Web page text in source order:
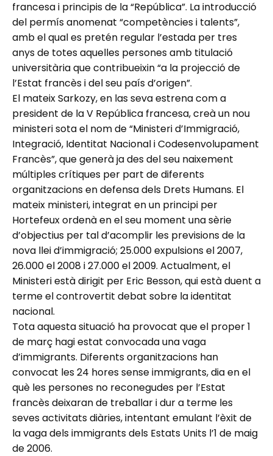
francesa i principis de la “República”. La introducció
del permís anomenat “competències i talents”,
amb el qual es pretén regular l’estada per tres
anys de totes aquelles persones amb titulació
universitària que contribueixin “a la projecció de
l’Estat francès i del seu país d’origen”.
El mateix Sarkozy, en las seva estrena com a
president de la V República francesa, creà un nou
ministeri sota el nom de “Ministeri d’Immigració,
Integració, Identitat Nacional i Codesenvolupament
Francès”, que generà ja des del seu naixement
múltiples crítiques per part de diferents
organitzacions en defensa dels Drets Humans. El
mateix ministeri, integrat en un principi per
Hortefeux ordenà en el seu moment una sèrie
d’objectius per tal d’acomplir les previsions de la
nova llei d’immigració; 25.000 expulsions el 2007,
26.000 el 2008 i 27.000 el 2009. Actualment, el
Ministeri està dirigit per Eric Besson, qui està duent a
terme el controvertit debat sobre la identitat
nacional.
Tota aquesta situació ha provocat que el proper 1
de març hagi estat convocada una vaga
d’immigrants. Diferents organitzacions han
convocat les 24 hores sense immigrants, dia en el
què les persones no reconegudes per l’Estat
francès deixaran de treballar i dur a terme les
seves activitats diàries, intentant emulant l’èxit de
la vaga dels immigrants dels Estats Units l’1 de maig
de 2006.